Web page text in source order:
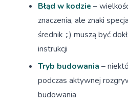
Błąd w kodzie–
znaczenia, ale znaki
średnik ;) muszą być
instrukcji
Tryb budowania –
podczas aktywnej
budowania